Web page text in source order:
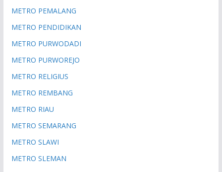
METRO PEMALANG
METRO PENDIDIKAN
METRO PURWODADI
METRO PURWOREJO
METRO RELIGIUS
METRO REMBANG
METRO RIAU
METRO SEMARANG
METRO SLAWI
METRO SLEMAN